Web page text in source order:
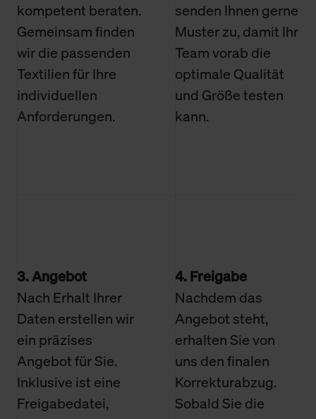
kompetent beraten.
Gemeinsam finden
wir die passenden
Textilien für Ihre
individuellen
Anforderungen.
senden Ihnen gerne
Muster zu, damit Ihr
Team vorab die
optimale Qualität
und Größe testen
kann.
3. Angebot
Nach Erhalt Ihrer
Daten erstellen wir
ein präzises
Angebot für Sie.
Inklusive ist eine
Freigabedatei,
4. Freigabe
Nachdem das
Angebot steht,
erhalten Sie von
uns den finalen
Korrekturabzug.
Sobald Sie die